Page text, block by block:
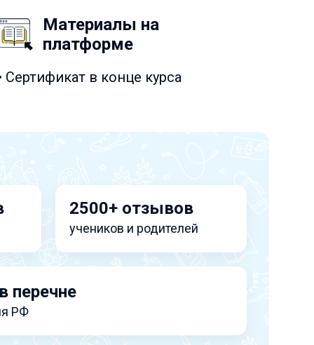
Материалы на
платформе
Сертификат в конце курса
2500+ отзывов
учеников и родителей
перечне
РФ